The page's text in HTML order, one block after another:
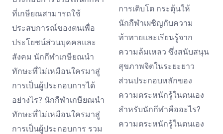
ที่เกษียณสามารถใช้
ประสบการณ์ของตนเพื่อ
ประโยชน์ส่วนบุคคลและ
สังคม นักกีฬาเกษียณนำ
ทักษะที่ไม่เหมือนใครมาสู่
การเป็นผู้ประกอบการได้
อย่างไร? นักกีฬาเกษียณนำ
ทักษะที่ไม่เหมือนใครมาสู่
การเป็นผู้ประกอบการ รวม
การเติบโต กระตุ้นให้
นักกีฬาเผชิญกับความ
ท้าทายและเรียนรู้จาก
ความล้มเหลว ซึ่งสนับสนุน
สุขภาพจิตในระยะยาว
ส่วนประกอบหลักของ
ความตระหนักรู้ในตนเอง
สำหรับนักกีฬาคืออะไร?
ความตระหนักรู้ในตนเอง